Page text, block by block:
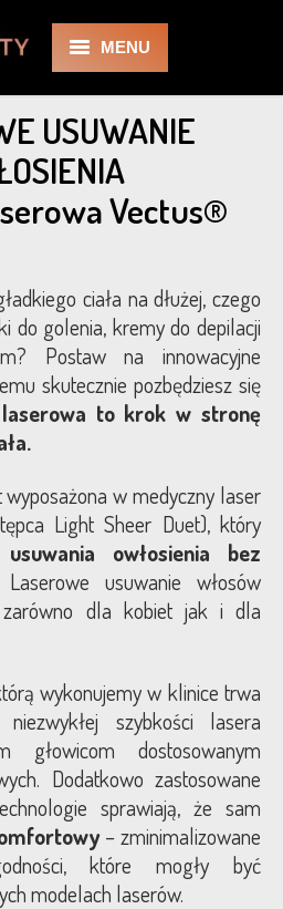
MENU
USUWANIE
Vectus®
ciała na dłużej, czego
do golenia, kremy do depilacji
Postaw na innowacyjne
skutecznie pozbędziesz się
laserowa to krok w stronę
w medyczny laser
Light Sheer Duet), który
owłosienia bez
usuwanie włosów
dla kobiet jak i dla
wykonujemy w klinice trwa
szybkości lasera
dostosowanym
Dodatkowo zastosowane
sprawiają, że sam
– zminimalizowane
które mogły być
modelach laserów.